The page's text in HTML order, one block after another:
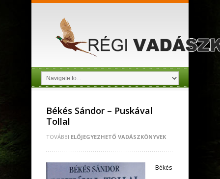
Békés Sándor – Puskával
Tollal
TOVÁBBI ELŐJEGYEZHETŐ VADÁSZKÖNYVEK
Békés